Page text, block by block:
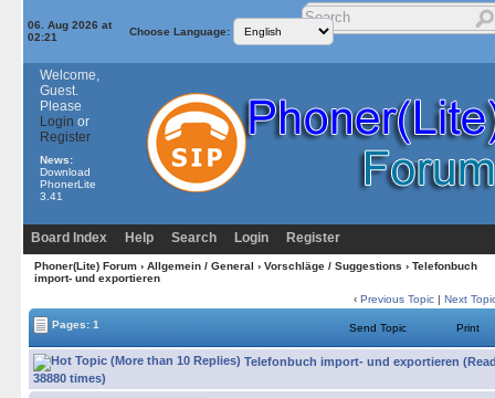
06. Aug 2026 at
02:21
Choose Language:
Welcome,
Guest.
Please
Login or
Register
News:
Download
PhonerLite
3.41
Board Index Help Search Login Register
Phoner(Lite) Forum› Allgemein / General › Vorschläge / Suggestions › Telefonbuch
import- und exportieren
‹ Previous Topic | Next
Pages: 1 Send Topic Print
Telefonbuch import- und exportieren
38880 times)